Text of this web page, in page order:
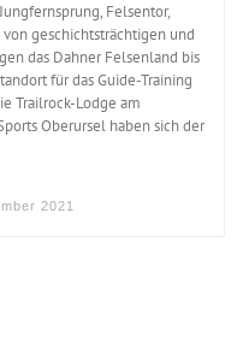
Felsentor,
geschichtsträchtigen und
das Dahner Felsenland bis
für das Guide-Training
Trailrock-Lodge am
Oberursel haben sich der
2021